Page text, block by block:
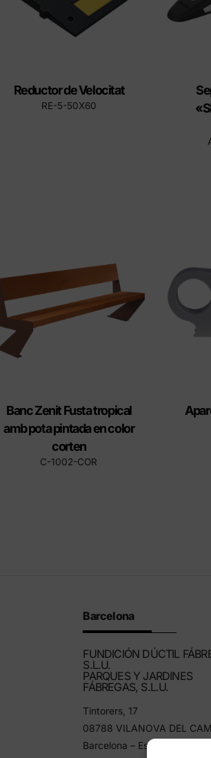
Reductor de Velocitat
RE-5-50X60
Banc Zenit Fusta tropical
amb pota pintada en color
corten
C-1002-COR
Barcelona
FUNDICIÓN DÚCTIL
S.L.U.
PARQUES Y JARDINES
FÁBREGAS, S.L.U.
Tintorers, 17
08788 VILANOVA DEL
Barcelona – Espanya